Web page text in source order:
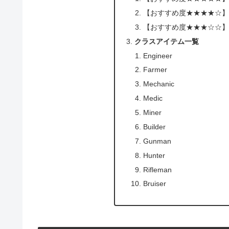
【おすすめ度★★★★☆】
【おすすめ度★★★☆☆】
クラスアイテム一覧
Engineer
Farmer
Mechanic
Medic
Miner
Builder
Gunman
Hunter
Rifleman
Bruiser